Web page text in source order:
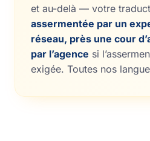
et au-delà — votre
assermentée par un
réseau, près une cour
par l’agence si
exigée. Toutes nos